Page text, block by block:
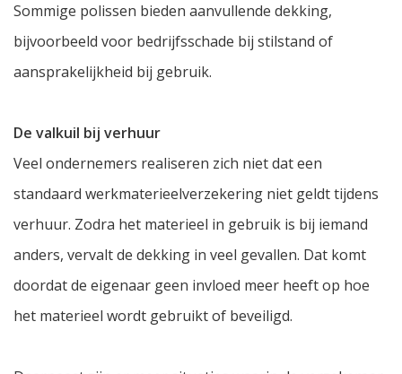
Sommige polissen bieden aanvullende dekking,
bijvoorbeeld voor bedrijfsschade bij stilstand of
aansprakelijkheid bij gebruik.
De valkuil bij verhuur
Veel ondernemers realiseren zich niet dat een
standaard werkmaterieelverzekering niet geldt tijdens
verhuur. Zodra het materieel in gebruik is bij iemand
anders, vervalt de dekking in veel gevallen. Dat komt
doordat de eigenaar geen invloed meer heeft op hoe
het materieel wordt gebruikt of beveiligd.